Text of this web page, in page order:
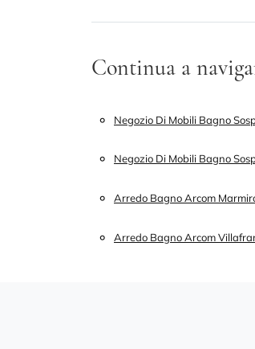
Continua a
Negozio Di Mobili Bagno
Negozio Di Mobili Bagno
Arredo Bagno Arcom
Arredo Bagno Arcom